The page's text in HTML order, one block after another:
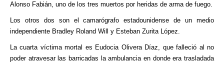
Alonso Fabián, uno de los tres muertos por heridas de arma de fuego.
Los otros dos son el camarógrafo estadounidense de un medio
independiente Bradley Roland Will y Esteban Zurita López.
La cuarta víctima mortal es Eudocia Olivera Díaz, que falleció al no
poder atravesar las barricadas la ambulancia en donde era trasladada